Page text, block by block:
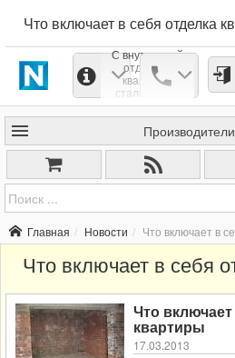
Что включает в себя отделка
С внутренней
отделкой
квартиры
сталкивался
каждый из нас.
Дело это не
легкое, но
результат
приносит нам
массу
удовольствия.
старых обоях и
куче пыли, эту
доверить
Производители
Главная Новости Что включает в
Что включает в себя
Что
квартиры
17.03.2013